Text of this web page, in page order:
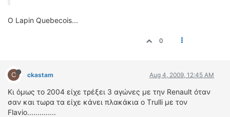
Ο Lapin Quebecois...
0
C ckastam Aug 4, 2009, 12:45 AM
Κι όμως το 2004 είχε τρέξει 3 αγώνες με την Renault όταν
σαν και τωρα τα είχε κάνει πλακάκια ο Τrulli με τον
Flavio..............